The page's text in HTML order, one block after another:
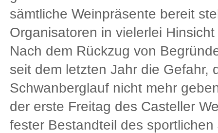
sämtliche Weinpräsente bereit
Organisatoren in vielerlei
Nach dem Rückzug von
seit dem letzten Jahr die Gefahr,
Schwanberglauf nicht mehr
der erste Freitag des Casteller
fester Bestandteil des